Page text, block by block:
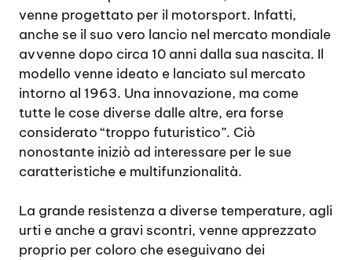
venne progettato per il motorsport. Infatti,
anche se il suo vero lancio nel mercato mondiale
avvenne dopo circa 10 anni dalla sua nascita. Il
modello venne ideato e lanciato sul mercato
intorno al 1963. Una innovazione, ma come
tutte le cose diverse dalle altre, era forse
considerato “troppo futuristico”. Ciò
nonostante iniziò ad interessare per le sue
caratteristiche e multifunzionalità.
La grande resistenza a diverse temperature, agli
urti e anche a gravi scontri, venne apprezzato
proprio per coloro che eseguivano dei